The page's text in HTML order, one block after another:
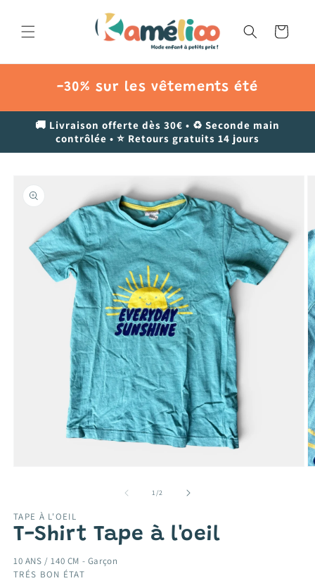
au
contenu
Panier
-30% sur les vêtements été
🚚 Livraison offerte dès 30€ • ♻️ Seconde main
contrôlée • ⭐ Retours gratuits 14 jours
produits
dans
fenêtre
1/de2
TAPE À L'OEIL
T-Shirt Tape à l'oeil
10 ANS / 140 CM - Garçon
TRÉS BON ÉTAT